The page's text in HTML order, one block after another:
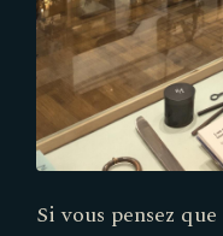
Si vous pensez